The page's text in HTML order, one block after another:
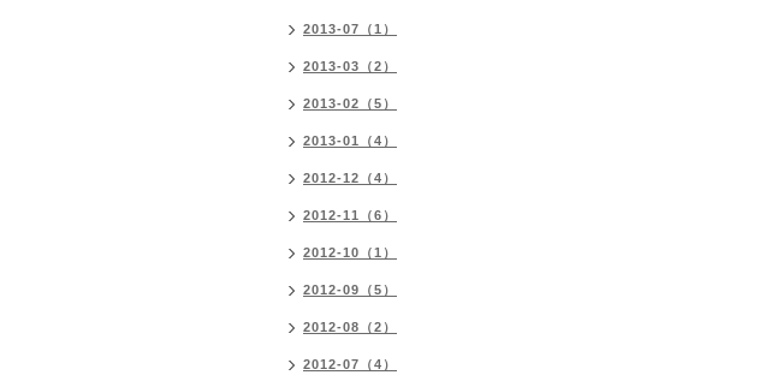
2013-07（1）
2013-03（2）
2013-02（5）
2013-01（4）
2012-12（4）
2012-11（6）
2012-10（1）
2012-09（5）
2012-08（2）
2012-07（4）